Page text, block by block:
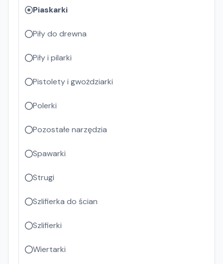
Piaskarki
Piły do drewna
Piły i pilarki
Pistolety i gwożdziarki
Polerki
Pozostałe narzędzia
Spawarki
Strugi
Szlifierka do ścian
Szlifierki
Wiertarki